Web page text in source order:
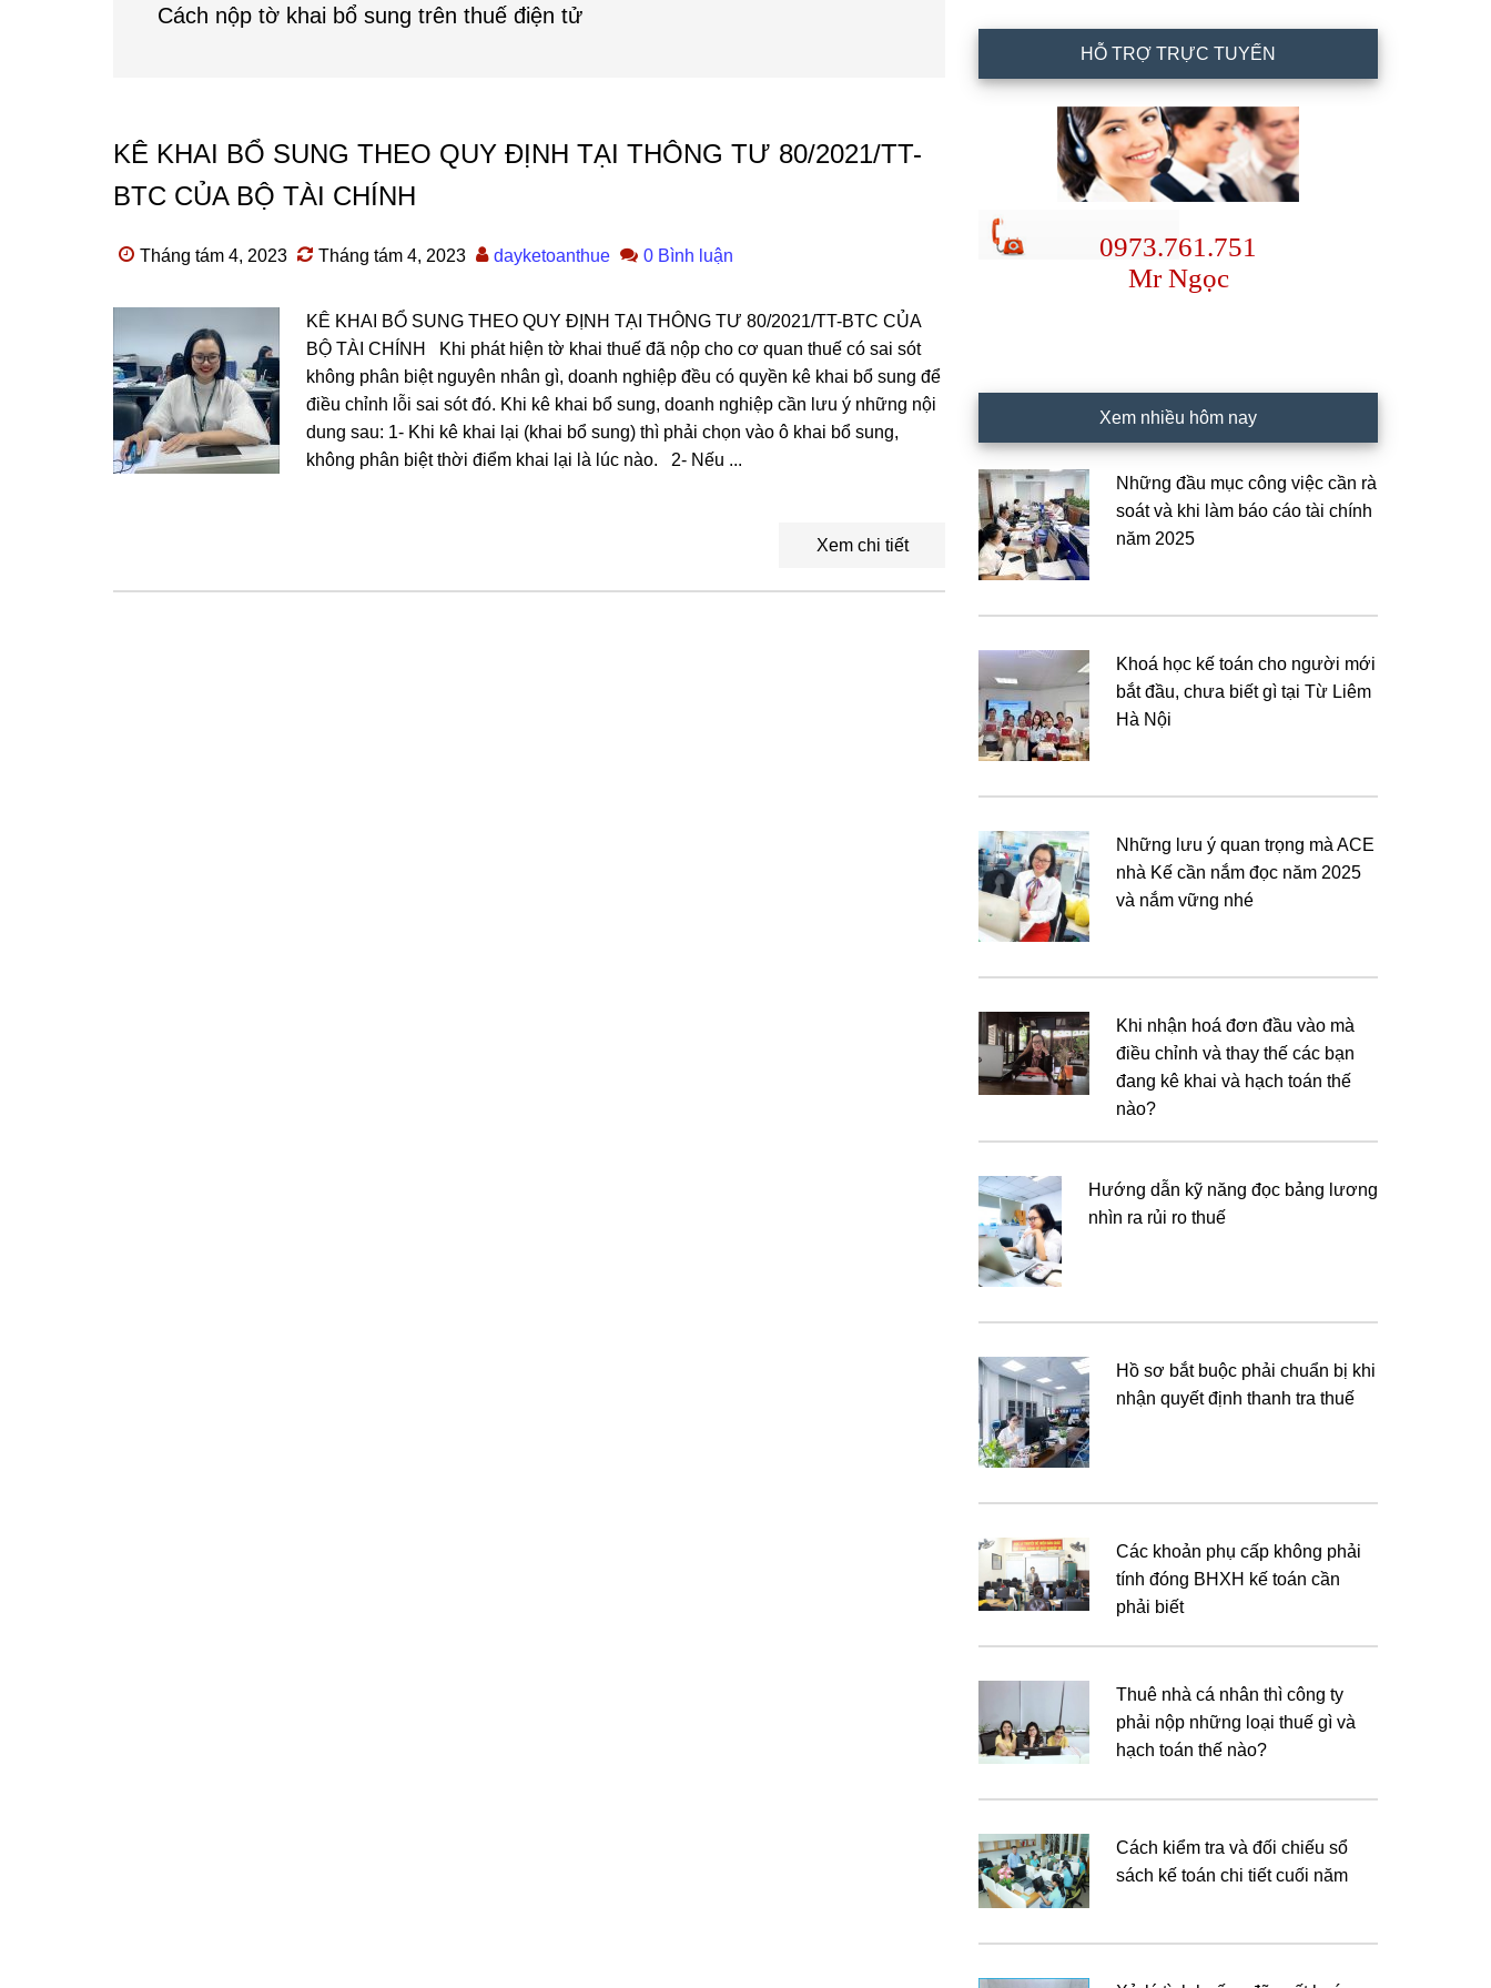
Cách nộp tờ khai bổ sung trên thuế điện tử
KÊ KHAI BỔ SUNG THEO QUY ĐỊNH TẠI THÔNG TƯ 80/2021/TT-
BTC CỦA BỘ TÀI CHÍNH
Tháng tám 4, 2023 Tháng tám 4, 2023 dayketoanthue 0 Bình luận
KÊ KHAI BỔ SUNG THEO QUY ĐỊNH TẠI THÔNG TƯ 80/2021/TT-BTC CỦA
BỘ TÀI CHÍNH Khi phát hiện tờ khai thuế đã nộp cho cơ quan thuế có sai sót
không phân biệt nguyên nhân gì, doanh nghiệp đều có quyền kê khai bổ sung để
điều chỉnh lỗi sai sót đó. Khi kê khai bổ sung, doanh nghiệp cần lưu ý những nội
dung sau: 1- Khi kê khai lại (khai bổ sung) thì phải chọn vào ô khai bổ sung,
không phân biệt thời điểm khai lại là lúc nào. 2- Nếu ...
Xem chi tiết
HỖ TRỢ TRỰC TUYẾN
0973.761.751
Mr Ngọc
Xem nhiều hôm nay
Những đầu mục công việc cần rà
soát và khi làm báo cáo tài chính
năm 2025
Khoá học kế toán cho người mới
bắt đầu, chưa biết gì tại Từ Liêm
Hà Nội
Những lưu ý quan trọng mà ACE
nhà Kế cần nắm đọc năm 2025
và nắm vững nhé
Khi nhận hoá đơn đầu vào mà
điều chỉnh và thay thế các bạn
đang kê khai và hạch toán thế
nào?
Hướng dẫn kỹ năng đọc bảng lương
nhìn ra rủi ro thuế
Hồ sơ bắt buộc phải chuẩn bị khi
nhận quyết định thanh tra thuế
Các khoản phụ cấp không phải
tính đóng BHXH kế toán cần
phải biết
Thuê nhà cá nhân thì công ty
phải nộp những loại thuế gì và
hạch toán thế nào?
Cách kiểm tra và đối chiếu sổ
sách kế toán chi tiết cuối năm